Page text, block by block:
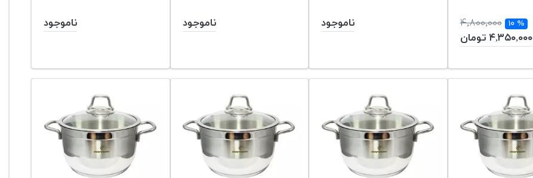
% ۱۰
۴,۸۰۰,۰۰۰
۴,۳۵۰,۰۰۰ تومان
ناموجود ناموجود ناموجود